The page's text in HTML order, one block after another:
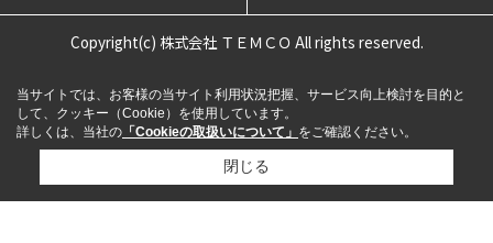
Copyright(c) 株式会社 ＴＥＭＣＯ All rights reserved.
当サイトでは、お客様の当サイト利用状況把握、サービス向上検討を目的と
して、クッキー（Cookie）を使用しています。
詳しくは、当社の 「Cookieの取扱いについて」 をご確認ください。
閉じる